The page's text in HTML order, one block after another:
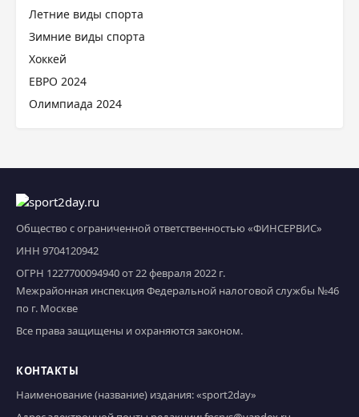
Летние виды спорта
Зимние виды спорта
Хоккей
ЕВРО 2024
Олимпиада 2024
Общество с ограниченной ответственностью «ФИНСЕРВИС»
ИНН 9704120942
ОГРН 1227700094940 от 22 февраля 2022 г.
Межрайонная инспекция Федеральной налоговой службы №46
по г. Москве
Все права защищены и охраняются законом.
КОНТАКТЫ
Наименование (название) издания: «sport2day»